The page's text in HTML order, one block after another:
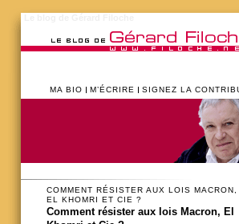
MA BIO M’ÉCRIRE SIGNEZ LA
COMMENT RÉSISTER AUX LOIS MACRON,
EL KHOMRI ET CIE ?
Comment résister aux lois Macron, El